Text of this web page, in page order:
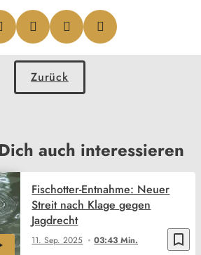
Zurück
auch interessieren
bookmark_border
11. Sep. 2025 03:43 Min.
Fischotter-Entnahme: Neuer
Streit nach Klage gegen
Jagdrecht